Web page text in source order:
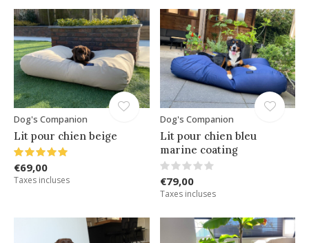
Dog's Companion
Lit pour chien beige
€69,00
Taxes incluses
Dog's Companion
Lit pour chien bleu
marine coating
€79,00
Taxes incluses